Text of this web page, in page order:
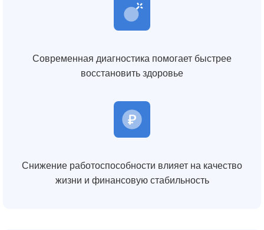
Современная диагностика помогает быстрее
восстановить здоровье
Снижение работоспособности влияет на качество
жизни и финансовую стабильность